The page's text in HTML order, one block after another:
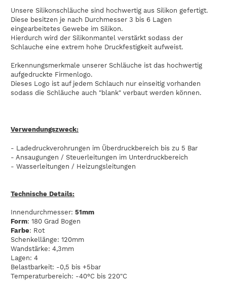
Unsere Silikonschläuche sind hochwertig aus Silikon gefertigt.
Diese besitzen je nach Durchmesser 3 bis 6 Lagen
eingearbeitetes Gewebe im Silikon.
Hierdurch wird der Silikonmantel verstärkt sodass der
Schlauche eine extrem hohe Druckfestigkeit aufweist.
Erkennungsmerkmale unserer Schläuche ist das hochwertig
aufgedruckte Firmenlogo.
Dieses Logo ist auf jedem Schlauch nur einseitig vorhanden
sodass die Schläuche auch "blank" verbaut werden können.
Verwendungszweck:
- Ladedruckverohrungen im Überdruckbereich bis zu 5 Bar
- Ansaugungen / Steuerleitungen im Unterdruckbereich
- Wasserleitungen / Heizungsleitungen
Technische Details:
Innendurchmesser: 51mm
Form: 180 Grad Bogen
Farbe: Rot
Schenkellänge: 120mm
Wandstärke: 4,3mm
Lagen: 4
Belastbarkeit: -0,5 bis +5bar
Temperaturbereich: -40°C bis 220"C